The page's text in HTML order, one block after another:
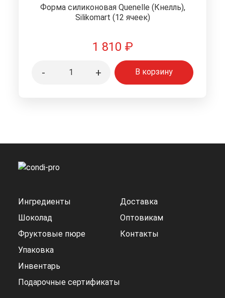
Форма силиконовая Quenelle (Кнелль),
Silikomart (12 ячеек)
1 810 ₽
- + В корзину
Ингредиенты
Шоколад
Фруктовые пюре
Упаковка
Инвентарь
Подарочные сертификаты
Доставка
Оптовикам
Контакты